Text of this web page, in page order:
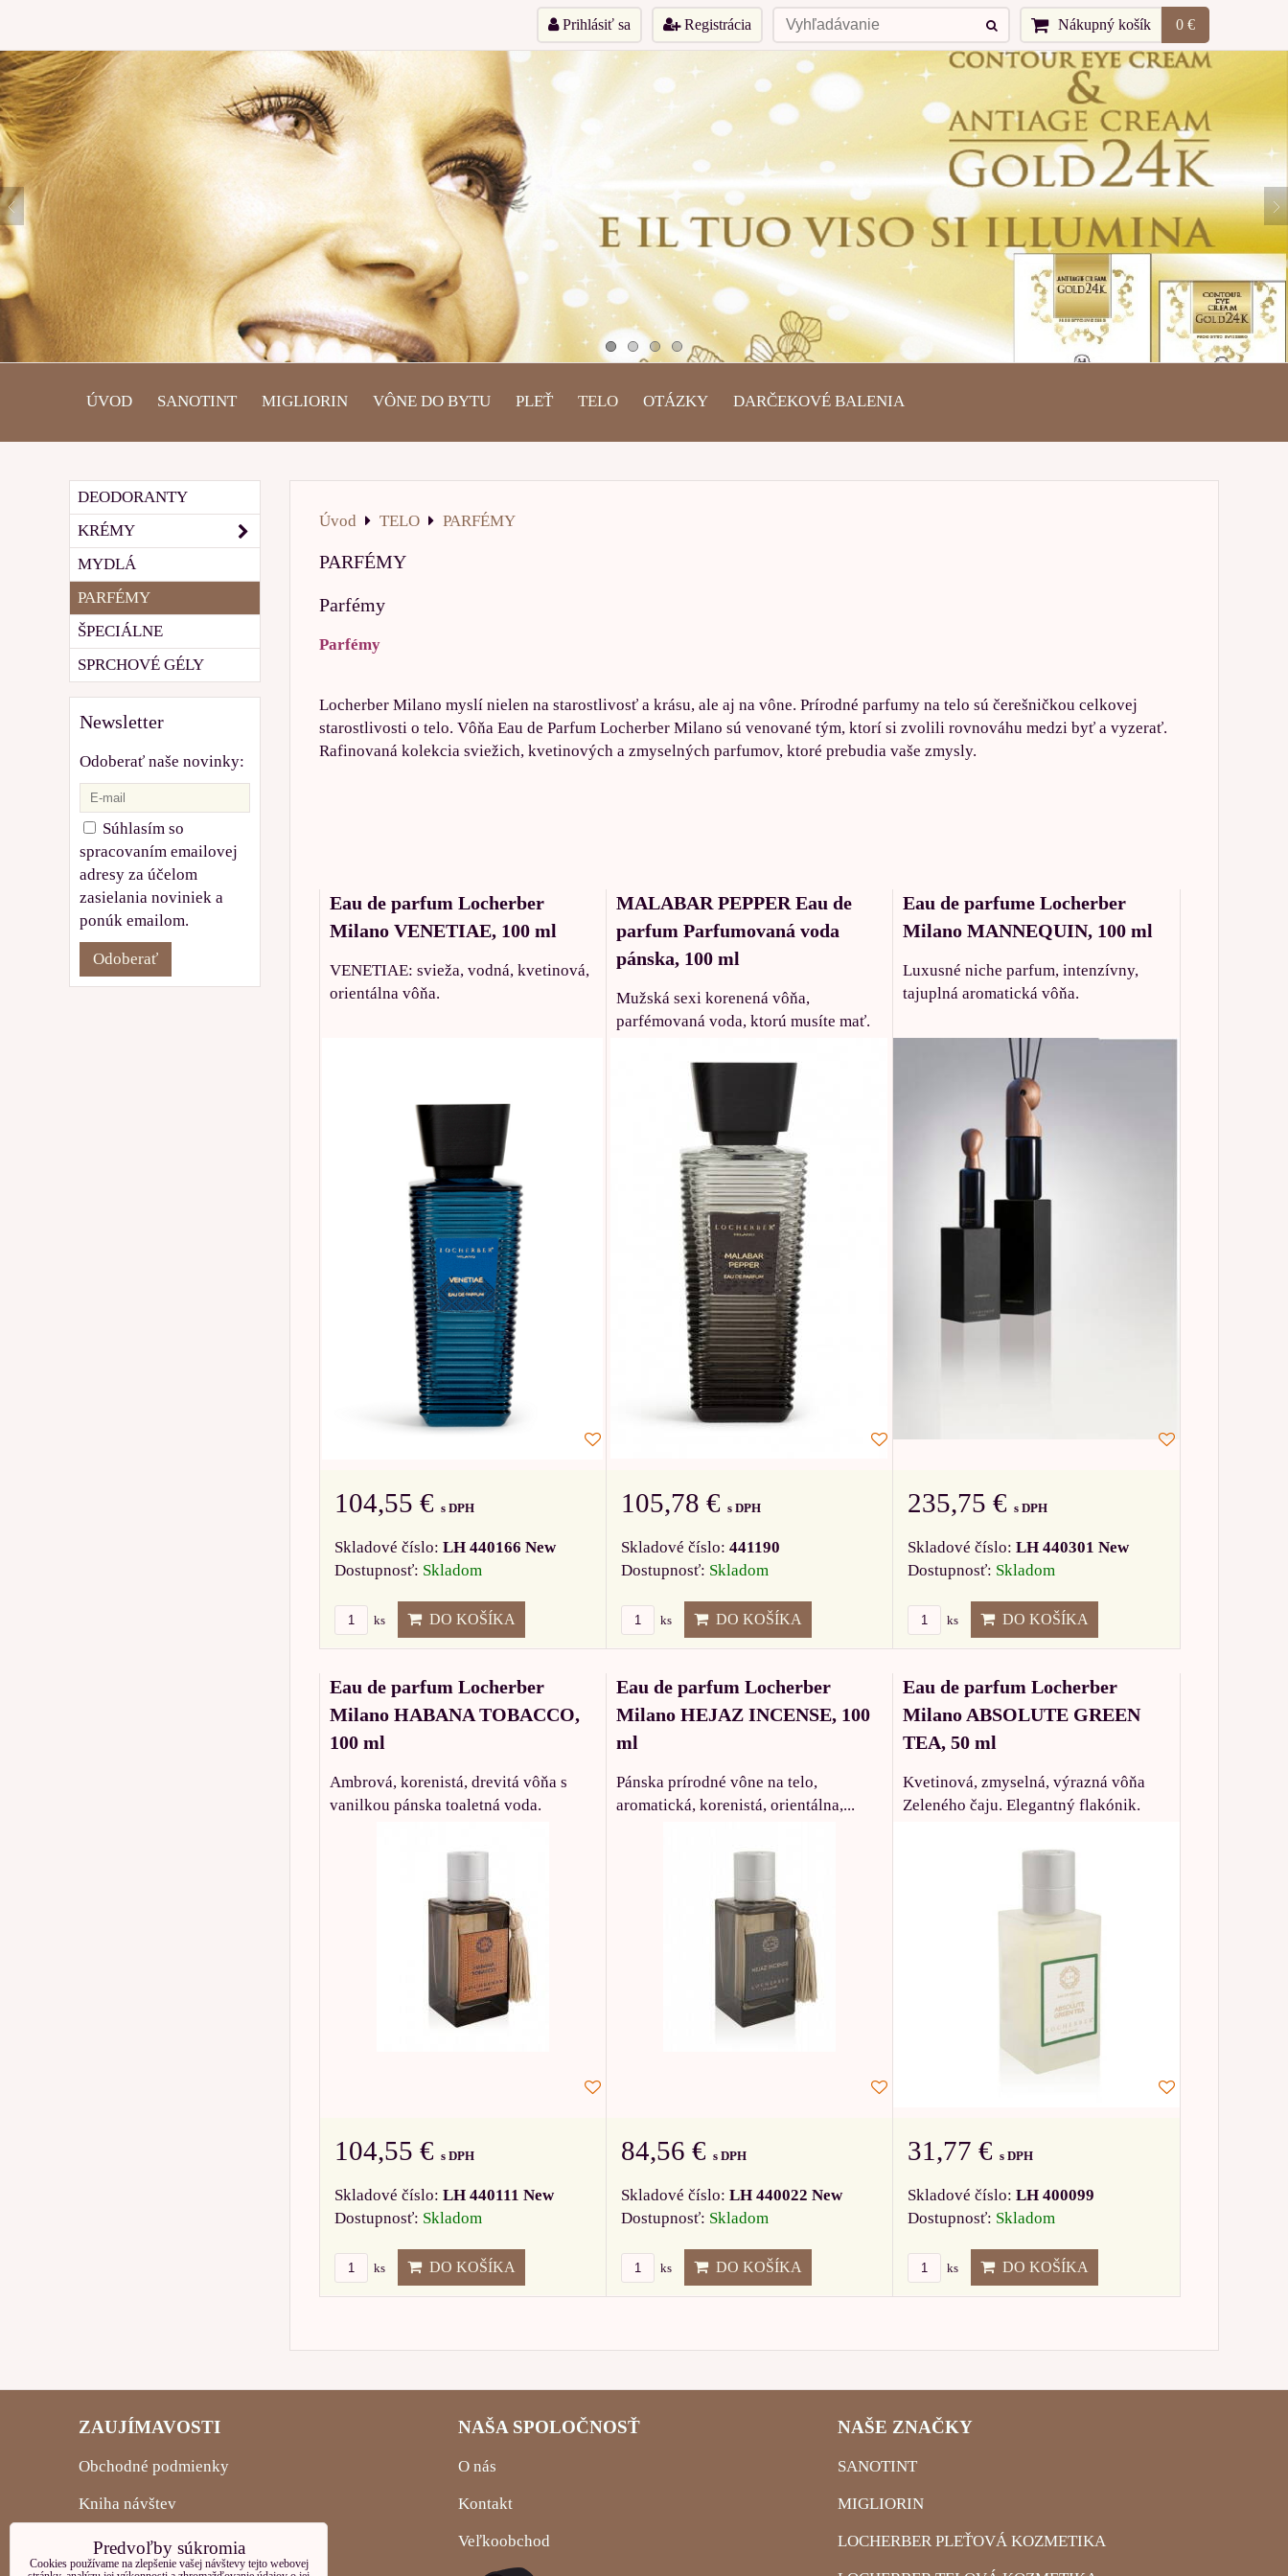
Prihlásiť sa Registrácia Nákupný košík 0 €
ÚVOD SANOTINT MIGLIORIN VÔNE DO BYTU PLEŤ TELO OTÁZKY DARČEKOVÉ BALENIA
Úvod TELO PARFÉMY
PARFÉMY
Parfémy
Parfémy
Locherber Milano myslí nielen na starostlivosť a krásu, ale aj na vône. Prírodné parfumy na telo sú čerešničkou celkovej
starostlivosti o telo. Vôňa Eau de Parfum Locherber Milano sú venované tým, ktorí si zvolili rovnováhu medzi byť a vyzerať.
Rafinovaná kolekcia sviežich, kvetinových a zmyselných parfumov, ktoré prebudia vaše zmysly.
Eau de parfum Locherber
Milano VENETIAE, 100 ml
VENETIAE: svieža, vodná, kvetinová,
orientálna vôňa.
104,55 € s DPH
Skladové číslo: LH 440166 New
Dostupnosť: Skladom
ks DO KOŠÍKA
MALABAR PEPPER Eau de
parfum Parfumovaná voda
pánska, 100 ml
Mužská sexi korenená vôňa,
parfémovaná voda, ktorú musíte mať.
105,78 € s DPH
Skladové číslo: 441190
Dostupnosť: Skladom
ks DO KOŠÍKA
Eau de parfume Locherber
Milano MANNEQUIN, 100 ml
Luxusné niche parfum, intenzívny,
tajuplná aromatická vôňa.
235,75 €s DPH
Skladové číslo:LH 440301 New
Dostupnosť: Skladom
ks DO KOŠÍKA
Eau de parfum Locherber
Milano HABANA TOBACCO,
100 ml
Ambrová, korenistá, drevitá vôňa s
vanilkou pánska toaletná voda.
104,55 € s DPH
Skladové číslo: LH 440111 New
Dostupnosť: Skladom
ks DO KOŠÍKA
Eau de parfum Locherber
Milano HEJAZ INCENSE, 100
ml
Pánska prírodné vône na telo,
aromatická, korenistá, orientálna,...
84,56 € s DPH
Skladové číslo: LH 440022 New
Dostupnosť: Skladom
ks DO KOŠÍKA
Eau de parfum Locherber
Milano ABSOLUTE GREEN
TEA, 50 ml
Kvetinová, zmyselná, výrazná vôňa
Zeleného čaju. Elegantný flakónik.
31,77 €s DPH
Skladové číslo:LH 400099
Dostupnosť: Skladom
ks DO KOŠÍKA
DEODORANTY
KRÉMY
MYDLÁ
PARFÉMY
ŠPECIÁLNE
SPRCHOVÉ GÉLY
Newsletter
Odoberať naše novinky:
Súhlasím so
spracovaním emailovej
adresy za účelom
zasielania noviniek a
ponúk emailom.
Odoberať
ZAUJÍMAVOSTI
Obchodné podmienky
Kniha návštev
Články
NAŠA SPOLOČNOSŤ
O nás
Kontakt
Veľkoobchod
NAŠE ZNAČKY
SANOTINT
MIGLIORIN
LOCHERBER PLEŤOVÁ KOZMETIKA
Predvoľby súkromia
Cookies používame na zlepšenie vašej návštevy tejto webovej